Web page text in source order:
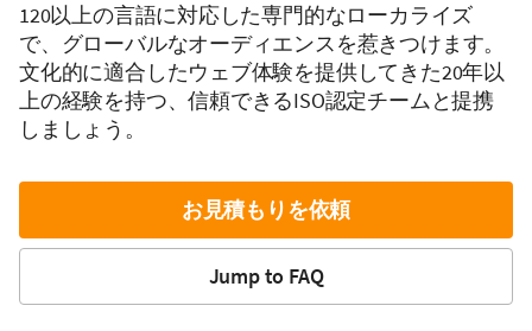
120以上の言語に対応した専門的なローカライズ
で、グローバルなオーディエンスを惹きつけます。
文化的に適合したウェブ体験を提供してきた20年以
上の経験を持つ、信頼できるISO認定チームと提携
しましょう。
お見積もりを依頼
Jump to FAQ